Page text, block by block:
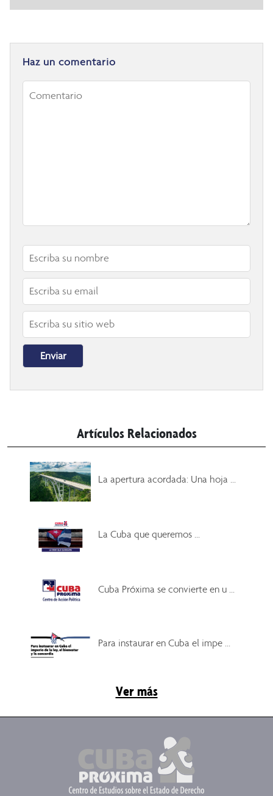
Haz un comentario
Artículos Relacionados
La apertura acordada: Una hoja ...
La Cuba que queremos ...
Cuba Próxima se convierte en u ...
Para instaurar en Cuba el impe ...
Ver más